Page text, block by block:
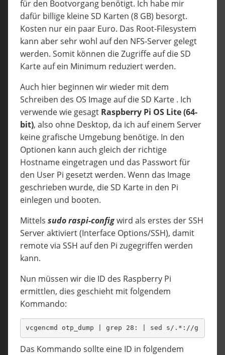
für den Bootvorgang benötigt. Ich habe mir
dafür billige kleine SD Karten (8 GB) besorgt.
Kosten nur ein paar Euro. Das Root-Filesystem
kann aber sehr wohl auf den NFS-Server gelegt
werden. Somit können die Zugriffe auf die SD
Karte auf ein Minimum reduziert werden.
Auch hier beginnen wir wieder mit dem
Schreiben des OS Image auf die SD Karte . Ich
verwende wie gesagt Raspberry Pi OS Lite (64-
bit), also ohne Desktop, da ich auf einem Server
keine grafische Umgebung benötige. In den
Optionen kann auch gleich der richtige
Hostname eingetragen und das Passwort für
den User Pi gesetzt werden. Wenn das Image
geschrieben wurde, die SD Karte in den Pi
einlegen und booten.
Mittels sudoraspi-configwird als erstes der SSH
Server aktiviert (Interface Options/SSH), damit
remote via SSH auf den Pi zugegriffen werden
kann.
Nun müssen wir die ID des Raspberry Pi
ermittlen, dies geschieht mit folgendem
Kommando:
vcgencmd otp_dump | grep 28: | sed s/.*://g
Das Kommando sollte eine ID in folgendem